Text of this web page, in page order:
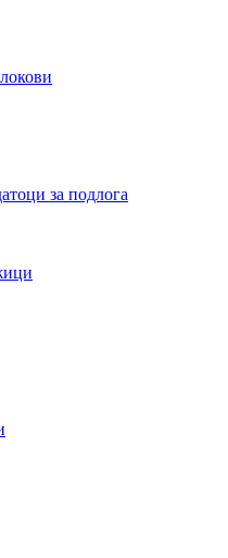
за подлога